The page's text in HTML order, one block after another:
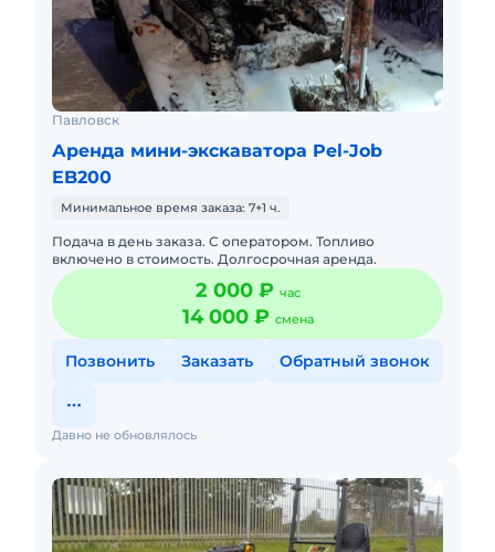
Павловск
Аренда мини-экскаватора Pel-Job
EB200
Минимальное время заказа: 7+1 ч.
Подача в день заказа. С оператором. Топливо
включено в стоимость. Долгосрочная аренда.
2 000 ₽ час
14 000 ₽ смена
Позвонить Заказать Обратный звонок
Давно не обновлялось